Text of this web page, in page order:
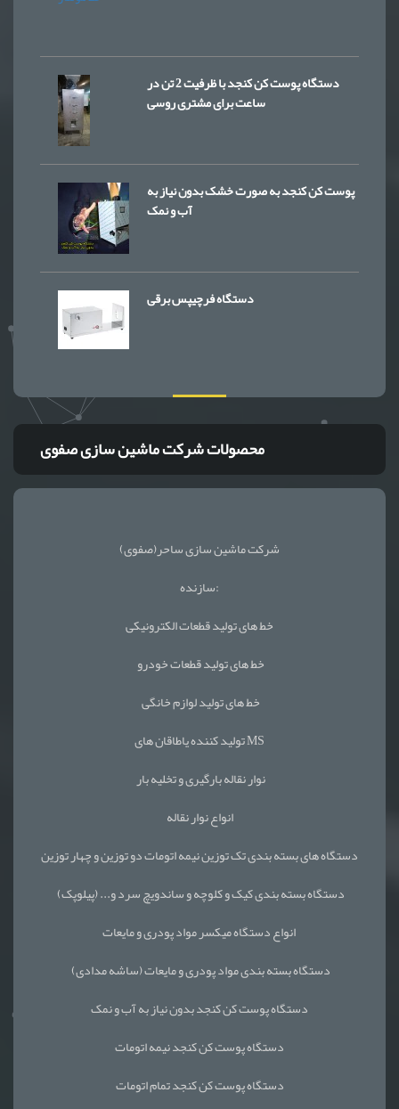
دستگاه پوست کن کنجد با ظرفیت 2 تن در
ساعت برای مشتری روسی
پوست کن کنجد به صورت خشک بدون نیاز به
آب و نمک
دستگاه فرچیپس برقی
محصولات شرکت ماشین سازی صفوی
شرکت ماشین سازی ساحر(صفوی)
سازنده:
خط های تولید قطعات الکترونیکی
خط های تولید قطعات خودرو
خط های تولید لوازم خانگی
تولید کننده یاطاقان های MS
نوار نقاله بارگیری و تخلیه بار
انواع نوار نقاله
دستگاه های بسته بندی تک توزین نیمه اتومات دو توزین و چهار توزین
دستگاه بسته بندی کیک و کلوچه و ساندویچ سرد و... (پیلوپک)
انواع دستگاه میکسر مواد پودری و مایعات
دستگاه بسته بندی مواد پودری و مایعات (ساشه مدادی)
دستگاه پوست کن کنجد نیمه اتومات
دستگاه پوست کن کنجد تمام اتومات